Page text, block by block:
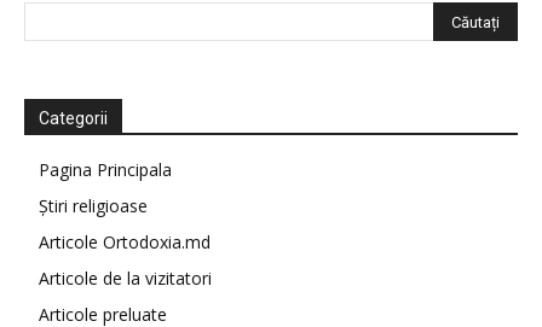
Categorii
Pagina Principala
Știri religioase
Articole Ortodoxia.md
Articole de la vizitatori
Articole preluate